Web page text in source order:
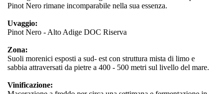
Pinot Nero rimane incomparabile nella sua essenza.
Uvaggio:
Pinot Nero - Alto Adige DOC Riserva
Zona:
Suoli morenici esposti a sud- est con struttura mista di limo e
sabbia attraversati da pietre a 400 - 500 metri sul livello del mare.
Vinificazione: